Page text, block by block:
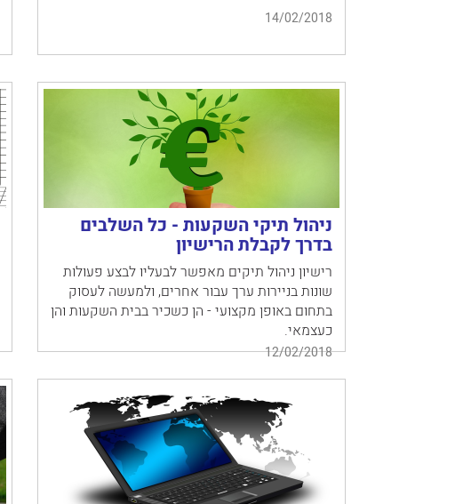
14/02/2018
ניהול תיקי השקעות - כל השלבים
בדרך לקבלת הרישיון
רישיון ניהול תיקים מאפשר לבעליו לבצע פעולות
שונות בניירות ערך עבור אחרים, ולמעשה לעסוק
בתחום באופן מקצועי - הן כשכיר בבית השקעות והן
כעצמאי.
12/02/2018